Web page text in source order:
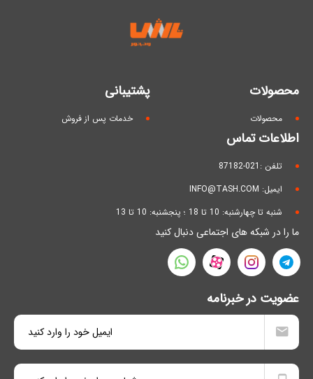
محصولات
محصولات
پشتیبانی
خدمات پس از فروش
اطلاعات تماس
تلفن :021-87182
ایمیل: INFO@TASH.COM
شنبه تا چهارشنبه: 10 تا 18 ؛ پنجشنبه: 10 تا 13
ما را در شبکه های اجتماعی دنبال کنید
عضویت در خبرنامه